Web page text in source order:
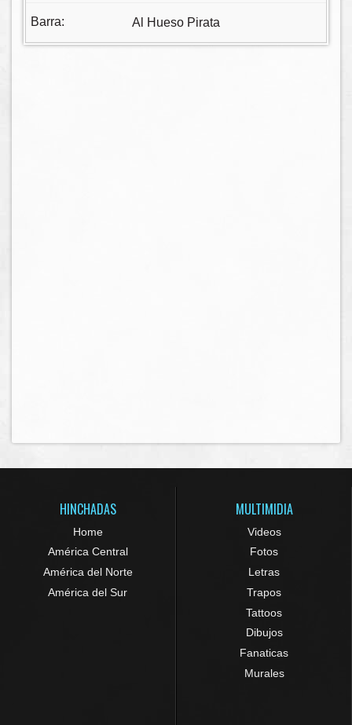
Al Hueso Pirata
HINCHADAS
Home
América Central
América del Norte
América del Sur
MULTIMIDIA
Videos
Fotos
Letras
Trapos
Tattoos
Dibujos
Fanaticas
Murales